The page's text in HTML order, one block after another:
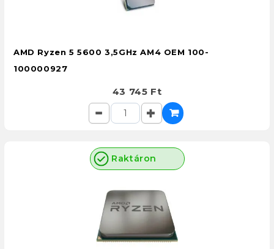
AMD Ryzen 5 5600 3,5GHz AM4 OEM 100-
100000927
43 745 Ft
Raktáron